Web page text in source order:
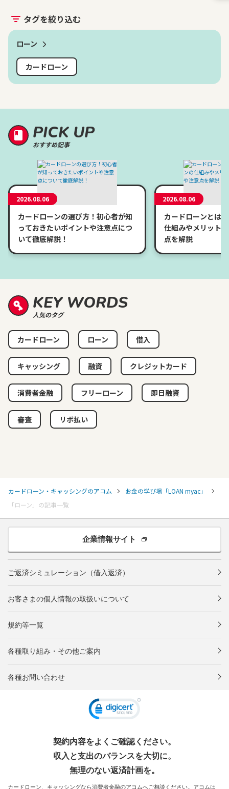
タグを絞り込む
ローン
カードローン
PICK UP
おすすめ記事
2026.08.06
カードローンの選び方！初心者が知
っておきたいポイントや注意点につ
いて徹底解説！
2026.08.06
カードローンとは
仕組みやメリット
点を解説
KEY WORDS
人気のタグ
カードローン ローン 借入
キャッシング 融資 クレジットカード
消費者金融 フリーローン 即日融資
審査 リボ払い
カードローン・キャッシングのアコム
お金の学び場「LOAN myac」
「ローン」の記事一覧
企業情報サイト
ご返済シミュレーション（借入返済）
お客さまの個人情報の取扱いについて
規約等一覧
各種取り組み・その他ご案内
各種お問い合わせ
契約内容をよくご確認ください。
収入と支出のバランスを大切に。
無理のない返済計画を。
カードローン、キャッシングなら消費者金融のアコムへご相談ください。アコムは